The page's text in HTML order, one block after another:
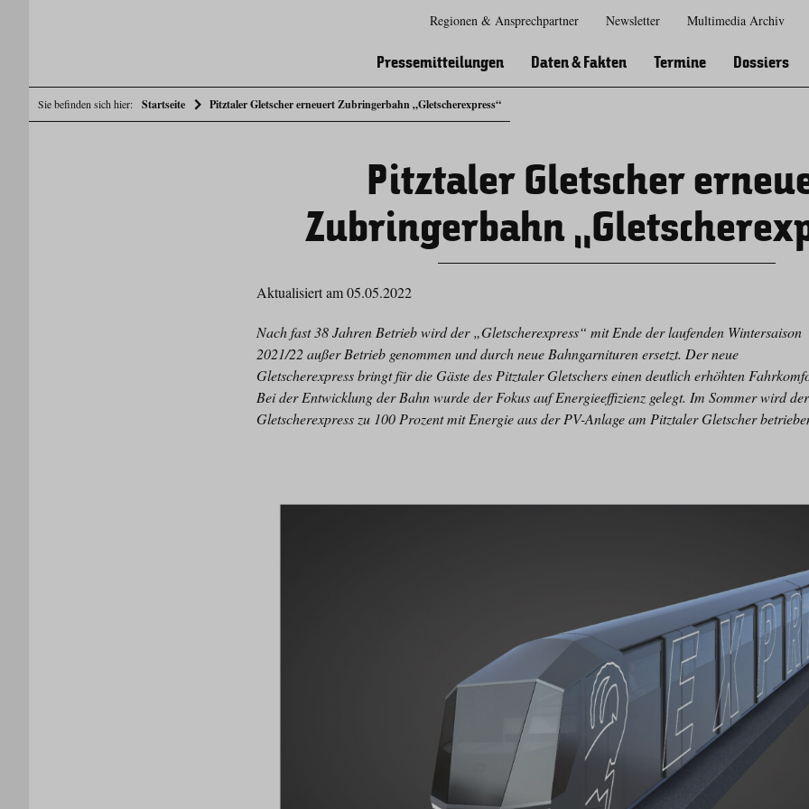
Sie befinden sich hier: Startseite Pitztaler Gletscher erneuert Zubringerbahn „Gletscherexpress“
Zur
Zur
Zum
Zum
Pressemitteilungen
Daten & Fakten Termine Dossiers
Regionen & Ansprechpartner Newsletter Multimedia Archiv
Pitztaler Gletscher
Zubringerbahn
Aktualisiert am 05.05.2022
Nach fast 38 Jahren Betrieb wird der „Gletscherexpress“ mit Ende der laufenden Wintersaison
2021/22 außer Betrieb genommen und durch neue Bahngarnituren ersetzt. Der neue
Gletscherexpress bringt für die Gäste des Pitztaler Gletschers einen deutlich erhöhten
Bei der Entwicklung der Bahn wurde der Fokus auf Energieeffizienz gelegt. Im Sommer wird
Gletscherexpress zu 100 Prozent mit Energie aus der PV-Anlage am Pitztaler Gletscher